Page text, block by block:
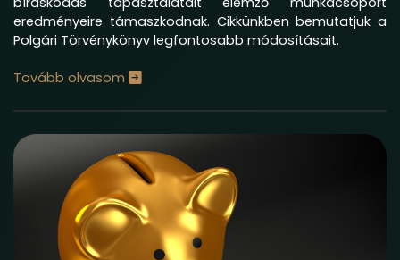
eredményeire támaszkodnak. Cikkünkben bemutatjuk a
Polgári Törvénykönyv legfontosabb módosításait.
Tovább olvasom